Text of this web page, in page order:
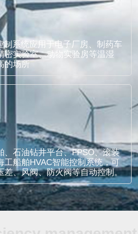
制系统应用于电子厂房、制药车
密实验室、动物实验房等温湿
的场所
、石油钻井平台、FPSO、滚装
工船舶HVAC智能控制系统，可
差、风阀、防火阀等自动控制。